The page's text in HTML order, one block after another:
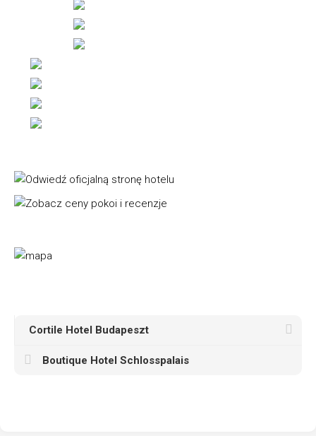
Cortile Hotel Budapeszt
Boutique Hotel Schlosspalais